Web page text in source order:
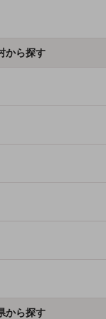
から探す
から探す